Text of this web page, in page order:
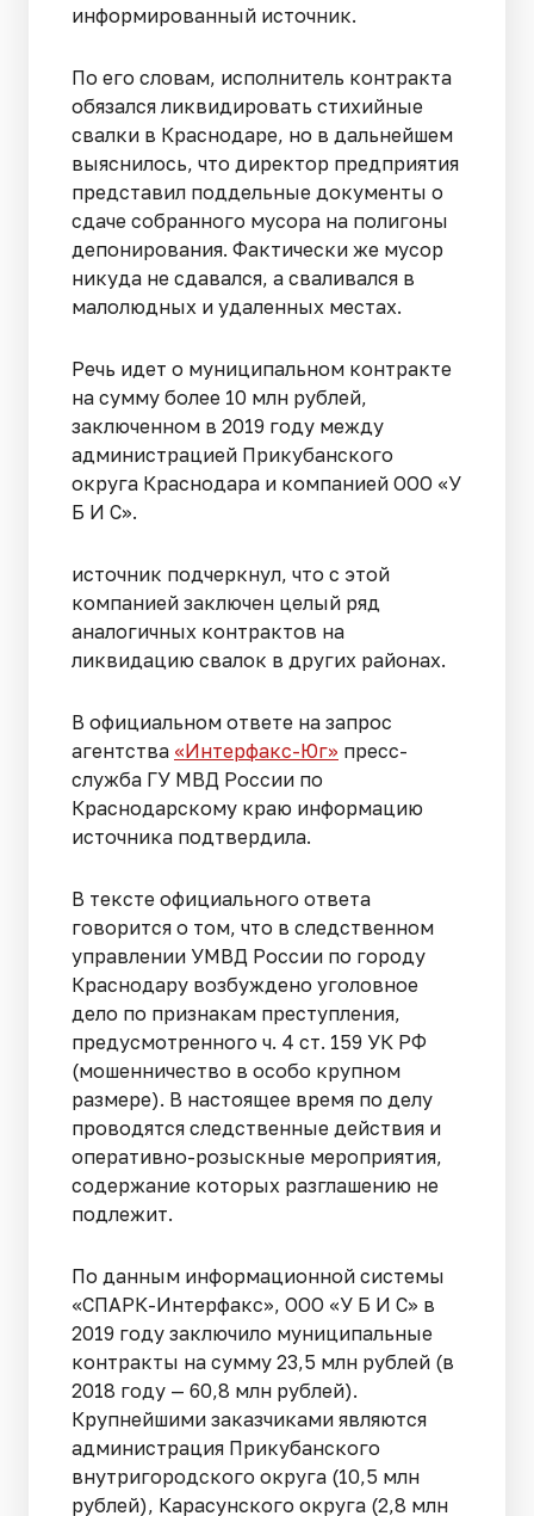
информированный источник.
По его словам, исполнитель контракта
обязался ликвидировать стихийные
свалки в Краснодаре, но в дальнейшем
выяснилось, что директор предприятия
представил поддельные документы о
сдаче собранного мусора на полигоны
депонирования. Фактически же мусор
никуда не сдавался, а сваливался в
малолюдных и удаленных местах.
Речь идет о муниципальном контракте
на сумму более 10 млн рублей,
заключенном в 2019 году между
администрацией Прикубанского
округа Краснодара и компанией ООО «У
Б И С».
источник подчеркнул, что с этой
компанией заключен целый ряд
аналогичных контрактов на
ликвидацию свалок в других районах.
В официальном ответе на запрос
агентства «Интерфакс-Юг» пресс-
служба ГУ МВД России по
Краснодарскому краю информацию
источника подтвердила.
В тексте официального ответа
говорится о том, что в следственном
управлении УМВД России по городу
Краснодару возбуждено уголовное
дело по признакам преступления,
предусмотренного ч. 4 ст. 159 УК РФ
(мошенничество в особо крупном
размере). В настоящее время по делу
проводятся следственные действия и
оперативно-розыскные мероприятия,
содержание которых разглашению не
подлежит.
По данным информационной системы
«СПАРК-Интерфакс», ООО «У Б И С» в
2019 году заключило муниципальные
контракты на сумму 23,5 млн рублей (в
2018 году — 60,8 млн рублей).
Крупнейшими заказчиками являются
администрация Прикубанского
внутригородского округа (10,5 млн
рублей), Карасунского округа (2,8 млн